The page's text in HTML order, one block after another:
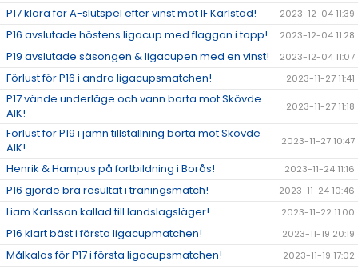
P17 klara för A-slutspel efter vinst mot IF Karlstad! 2023-12-04 11:39
P16 avslutade höstens ligacup med flaggan i topp! 2023-12-04 11:28
P19 avslutade säsongen & ligacupen med en vinst! 2023-12-04 11:07
Förlust för P16 i andra ligacupsmatchen! 2023-11-27 11:41
P17 vände underläge och vann borta mot Skövde
AIK!
2023-11-27 11:18
Förlust för P19 i jämn tillställning borta mot Skövde
AIK!
2023-11-27 10:47
Henrik & Hampus på fortbildning i Borås! 2023-11-24 11:16
P16 gjorde bra resultat i träningsmatch! 2023-11-24 10:46
Liam Karlsson kallad till landslagsläger! 2023-11-22 11:00
P16 klart bäst i första ligacupmatchen! 2023-11-19 20:19
Målkalas för P17 i första ligacupsmatchen! 2023-11-19 17:02